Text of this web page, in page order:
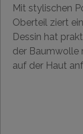
Mit stylischen
Oberteil ziert
Dessin hat
der Baumwolle
auf der Haut